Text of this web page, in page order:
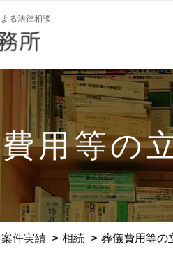
る法律相談
用等の
案件実績 > 相続 > 葬儀費用等の